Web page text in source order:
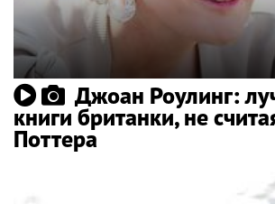
Джоан Роулинг:
книги британки, не
Поттера